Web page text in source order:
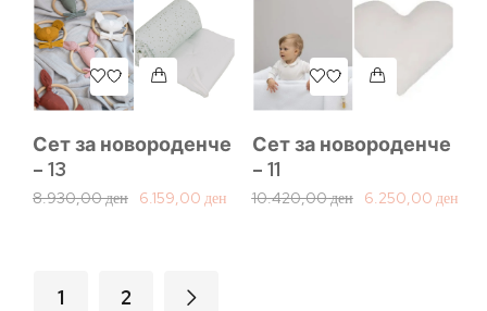
Сет за новороденче
– 13
8.930,00ден 6.159,00 ден
Сет за новороденче
– 11
10.420,00ден 6.250,00 ден
1 2